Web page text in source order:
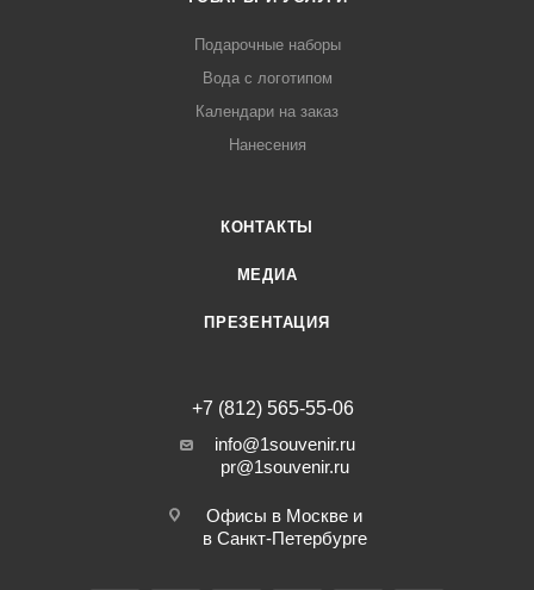
Подарочные наборы
Вода с логотипом
Календари на заказ
Нанесения
КОНТАКТЫ
МЕДИА
ПРЕЗЕНТАЦИЯ
+7 (812) 565-55-06
info@1souvenir.ru
pr@1souvenir.ru
Офисы в Москве и
в Санкт-Петербурге